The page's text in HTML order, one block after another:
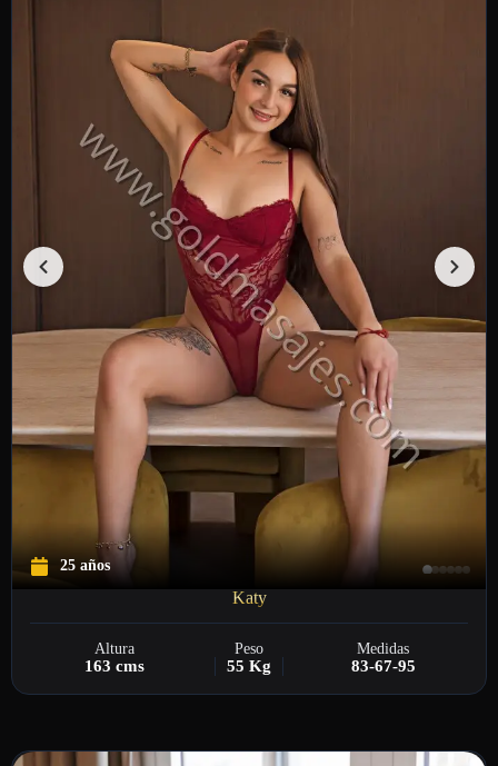
25 años
Katy
Altura Peso Medidas
163 cms 55 Kg 83-67-95